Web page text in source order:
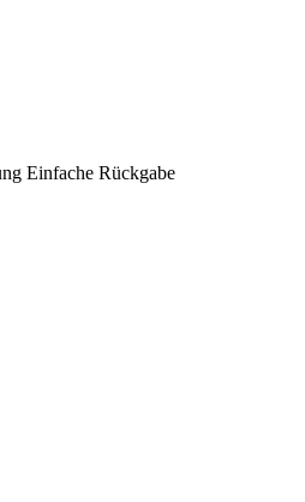
Einfache Rückgabe